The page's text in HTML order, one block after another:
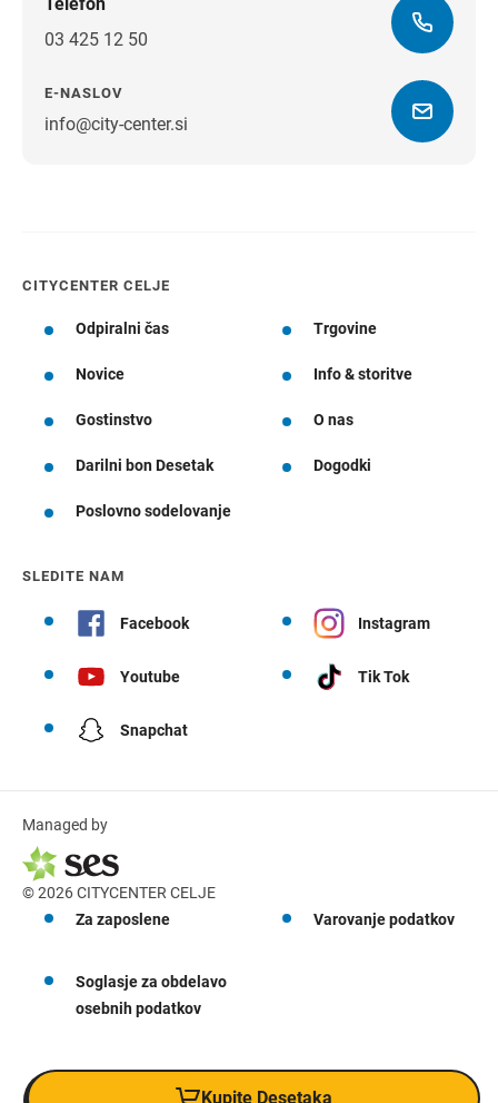
03 425 12 50
E-NASLOV
info@city-center.si
CITYCENTER CELJE
Odpiralni čas Trgovine
Novice Info & storitve
Gostinstvo O nas
Darilni bon Desetak Dogodki
Poslovno sodelovanje
SLEDITE NAM
Facebook Instagram
Youtube Tik Tok
Snapchat
Managed by
© 2026 CITYCENTER CELJE
Za zaposlene
Varovanje podatkov
Soglasje za obdelavo
osebnih podatkov
Kupite Desetaka